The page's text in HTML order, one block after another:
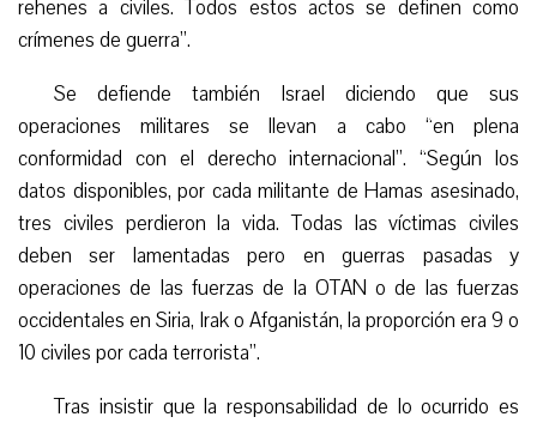
rehenes a civiles. Todos estos actos se definen como
crímenes de guerra”.
Se defiende también Israel diciendo que sus
operaciones militares se llevan a cabo “en plena
conformidad con el derecho internacional”. “Según los
datos disponibles, por cada militante de Hamas asesinado,
tres civiles perdieron la vida. Todas las víctimas civiles
deben ser lamentadas pero en guerras pasadas y
operaciones de las fuerzas de la OTAN o de las fuerzas
occidentales en Siria, Irak o Afganistán, la proporción era 9 o
10 civiles por cada terrorista”.
Tras insistir que la responsabilidad de lo ocurrido es